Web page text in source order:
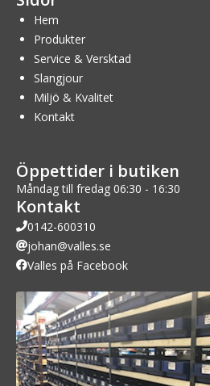
Hem
Produkter
Service & Versktad
Slangjour
Miljö & Kvalitet
Kontakt
Öppettider i butiken
Måndag till fredag 06:30 - 16:30
Kontakt
0142-600310
johan@valles.se
Valles på Facebook